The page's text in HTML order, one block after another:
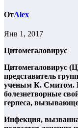
ОтAlex
Янв 1, 2017
Цитомегаловирус
Цитомегаловирус
представитель
ученым К. Смитом.
болезнетворные
герпеса,
Инфекция,